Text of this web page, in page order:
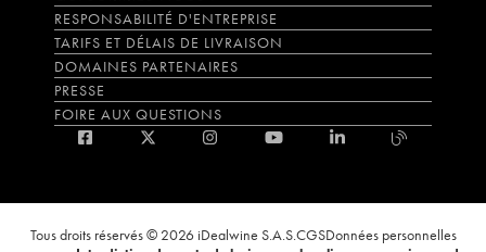
RESPONSABILITÉ D'ENTREPRISE
TARIFS ET DÉLAIS DE LIVRAISON
DOMAINES PARTENAIRES
PRESSE
FOIRE AUX QUESTIONS
Tous droits réservés © 2026 iDealwine S.A.S.CGSDonnées personnelles